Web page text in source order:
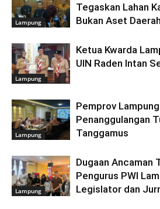
Lampung
Tegaskan Lahan
Bukan Aset Daerah
Lampung
Ketua Kwarda
UIN Raden Intan
Lampung
Pemprov
Penanggulangan
Tanggamus
Lampung
Dugaan Ancaman
Pengurus PWI
Legislator dan